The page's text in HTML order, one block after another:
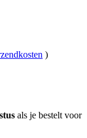
)
als je bestelt voor